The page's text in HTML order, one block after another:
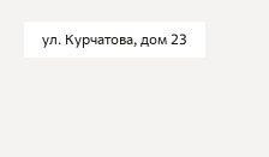
ул. Курчатова, дом 23